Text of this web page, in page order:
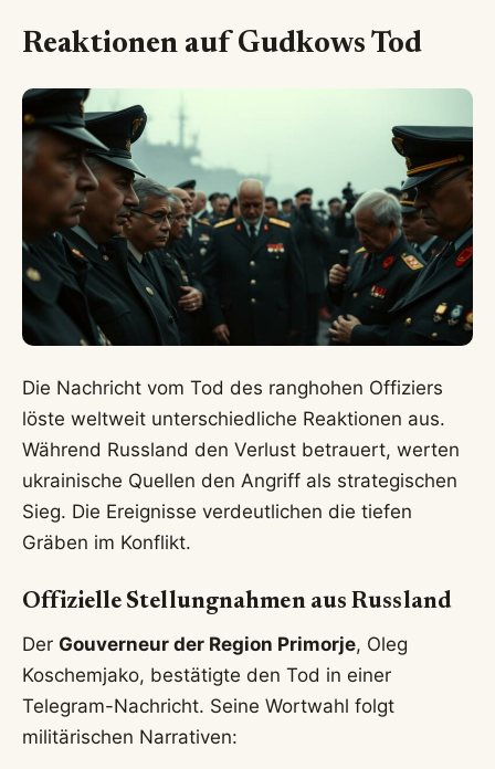
Reaktionen auf Gudkows Tod
Die Nachricht vom Tod des ranghohen Offiziers
löste weltweit unterschiedliche Reaktionen aus.
Während Russland den Verlust betrauert, werten
ukrainische Quellen den Angriff als strategischen
Sieg. Die Ereignisse verdeutlichen die tiefen
Gräben im Konflikt.
Offizielle Stellungnahmen aus Russland
Der Gouverneur der Region Primorje, Oleg
Koschemjako, bestätigte den Tod in einer
Telegram-Nachricht. Seine Wortwahl folgt
militärischen Narrativen: